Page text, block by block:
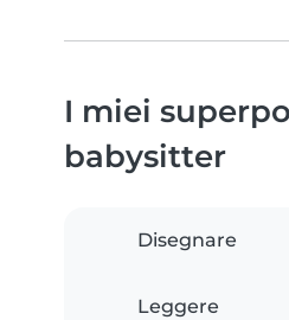
I miei
babysitter
Disegnare
Leggere